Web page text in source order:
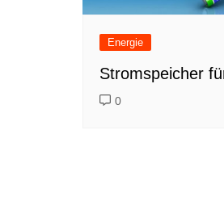
Energie
Stromspeicher
0